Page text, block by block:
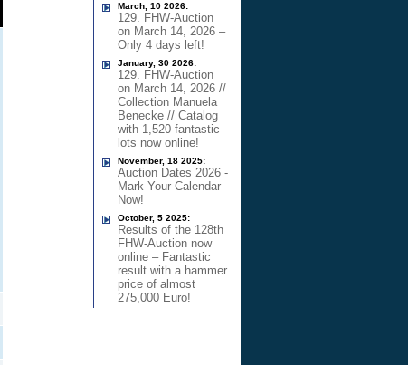
March, 10 2026:
129. FHW-Auction
on March 14, 2026 –
Only 4 days left!
January, 30 2026:
129. FHW-Auction
on March 14, 2026 //
Collection Manuela
Benecke // Catalog
with 1,520 fantastic
lots now online!
November, 18 2025:
Auction Dates 2026 -
Mark Your Calendar
Now!
October, 5 2025:
Results of the 128th
FHW-Auction now
online – Fantastic
result with a hammer
price of almost
275,000 Euro!